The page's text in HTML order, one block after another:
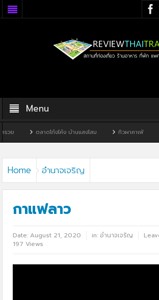
Menu
ลาดโก้งโค้ง บ้านแสงโสม ทิวผาคาเฟ่ บ้านพิพิธภัณ
Home อำนาจเจริญ
กาแฟลาว
Date:August 21, 2020 in: อำนาจเจริญ
197 Views